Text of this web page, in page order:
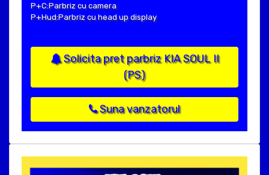
P+C:Parbriz cu camera
P+Hud:Parbriz cu head up display
Solicita pret parbriz KIA SOUL II
(PS)
Suna vanzatorul